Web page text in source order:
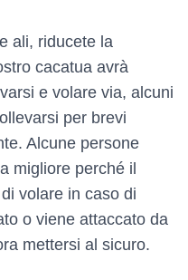
ali, riducete la
cacatua avrà
e volare via, alcuni
per brevi
Alcune persone
migliore perché il
volare in caso di
o viene attaccato da
mettersi al sicuro.